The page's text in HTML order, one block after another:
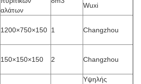
αλάτων
Wuxi
1200×750×150 1 Changzhou
150×150×150 2 Changzhou
Υψηλής